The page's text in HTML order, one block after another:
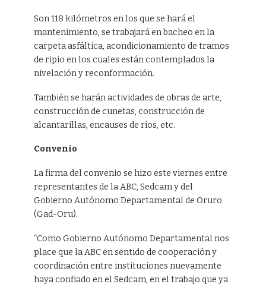
Son 118 kilómetros en los que se hará el
mantenimiento, se trabajará en bacheo en la
carpeta asfáltica, acondicionamiento de tramos
de ripio en los cuales están contemplados la
nivelación y reconformación.
También se harán actividades de obras de arte,
construcción de cunetas, construcción de
alcantarillas, encauses de ríos, etc.
Convenio
La firma del convenio se hizo este viernes entre
representantes de la ABC, Sedcam y del
Gobierno Autónomo Departamental de Oruro
(Gad-Oru).
“Como Gobierno Autónomo Departamental nos
place que la ABC en sentido de cooperación y
coordinación entre instituciones nuevamente
haya confiado en el Sedcam, en el trabajo que ya